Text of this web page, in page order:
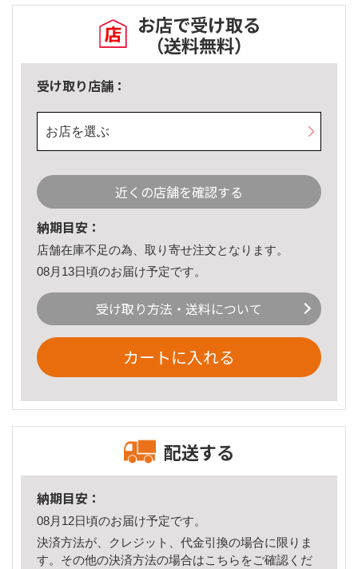
お店で受け取る
（送料無料）
受け取り店舗：
お店を選ぶ
近くの店舗を確認する
納期目安：
店舗在庫不足の為、取り寄せ注文となります。
08月13日頃のお届け予定です。
受け取り方法・送料について
カートに入れる
配送する
納期目安：
08月12日頃のお届け予定です。
決済方法が、クレジット、代金引換の場合に限りま
す。その他の決済方法の場合はこちら をご確認くだ